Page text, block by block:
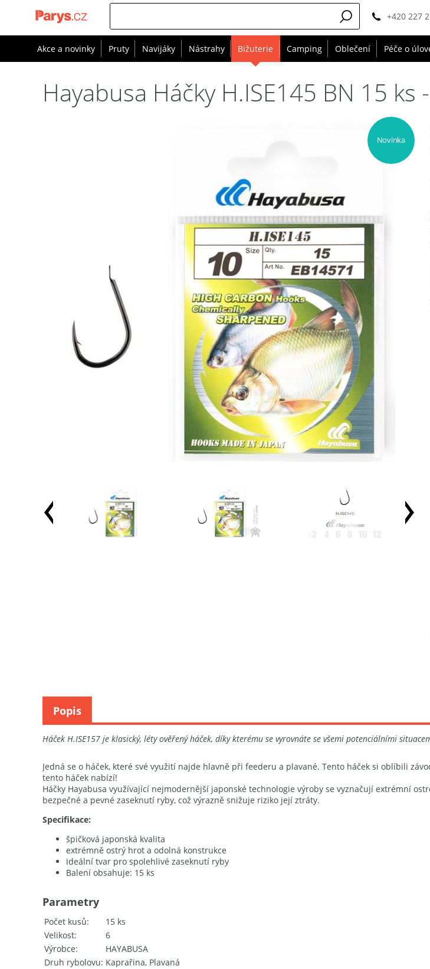
+420 227
Akce a novinky Pruty Navijáky Nástrahy Bižuterie Camping Oblečení Péče o
Hayabusa Háčky H.ISE145 BN 15 ks
Novinka
Háček H.ISE157 je klasický, léty ověřený háček, díky kterému se vyrovnáte se všemi potenciálními
Jedná se o háček, které své využití najde hlavně při feederu a plavané. Tento háček si oblíbili
tento háček nabízí!
Háčky Hayabusa využívající nejmodernější japonské technologie výroby se vyznačují extrémní
bezpečné a pevné zaseknutí ryby, což výrazně snižuje riziko její ztráty.
Specifikace:
špičková japonská kvalita
extrémně ostrý hrot a odolná konstrukce
ideální tvar pro spolehlivé zaseknutí ryby
Balení obsahuje: 15 ks
Počet kusů
15 ks
Velikost
6
Výrobce
HAYABUSA
Druh rybolovu Kaprařina, Plavaná
Parametry
Popis